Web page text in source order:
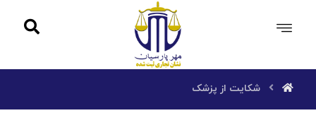
شکایت از پزشک